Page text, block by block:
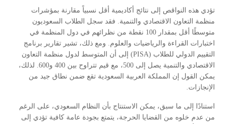
تؤدي هذه النواقص إلى نتائج أكاديمية أقل نسبياً مقارنة بمؤشرات
منظمة التعاون الاقتصادي والتنمية. فقد سجل الطلاب السعوديون
متوسطًا أقل بمقدار 100 نقطة من نظرائهم في دول المنظمة في
اختبارات القراءة والرياضيات والعلوم. ومع ذلك، تشير تقارير برنامج
التقييم الدولي للطلاب (PISA) إلى أن المتوسط لدول منظمة التعاون
الاقتصادي والتنمية يصل إلى 500، مع قيم تتراوح بين 400 و600. لذلك،
يمكن القول إن المملكة العربية السعودية تقع ضمن نطاق جيد من
الإنجازات.
استنادًا إلى ما سبق، يمكن الاستنتاج بأن النظام السعودي، على الرغم
من عدم خلوه من القضايا الحرجة، يتمتع بجودة عامة كافية تؤدي إلى